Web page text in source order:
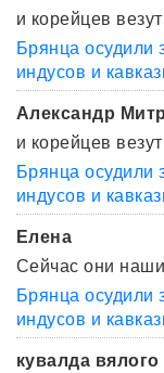
и корейцев везут
Брянца осудили
индусов и
Александр
и корейцев везут
Брянца осудили
индусов и
Елена
Сейчас они
Брянца осудили
индусов и
кувалда вялого